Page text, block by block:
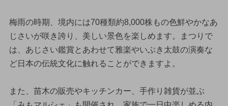
梅雨の時期、境内には70種類約8,000株もの色鮮やかなあ
じさいが咲き誇り、美しい景色を楽しめます。まつりで
は、あじさい鑑賞とあわせて雅楽やいぶき太鼓の演奏な
ど日本の伝統文化に触れることができますよ。
また、苗木の販売やキッチンカー、手作り雑貨が並ぶ